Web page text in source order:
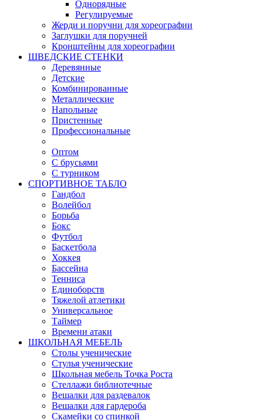
Однорядные
Регулируемые
Жерди и поручни для хореографии
Заглушки для поручней
Кронштейны для хореографии
ШВЕДСКИЕ СТЕНКИ
Деревянные
Детские
Комбинированные
Металлические
Напольные
Пристенные
Профессиональные
Оптом
С брусьями
С турником
СПОРТИВНОЕ ТАБЛО
Гандбол
Волейбол
Борьба
Бокс
Футбол
Баскетбола
Хоккея
Бассейна
Тенниса
Единоборств
Тяжелой атлетики
Универсальное
Таймер
Времени атаки
ШКОЛЬНАЯ МЕБЕЛЬ
Столы ученические
Стулья ученические
Школьная мебель Точка Роста
Стеллажи библиотечные
Вешалки для раздевалок
Вешалки для гардероба
Скамейки со спинкой